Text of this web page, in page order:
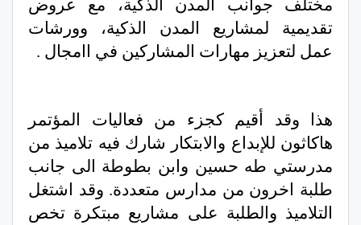
مختلف جوانب المدن الذكية، مع عروض
تقديمية لمشاريع المدن الذكية، وورشات
عمل لتعزيز مهارات المشاركين في اامجال .
هذا وقد أقيم كجزء من فعاليات المؤتمر
هاكاثون للإبداع والابتكار شارك فيه تلاميذ من
مدرستي طه حسين وابن بطوطة الى جانب
طلبة اخرون من مدارس متعددة. وقد اشتغل
التلاميذ والطلبة على مشاريع مبتكرة تخص